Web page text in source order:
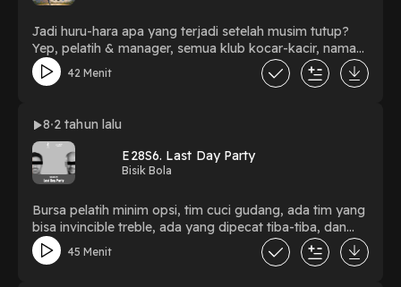
Jadi huru-hara apa yang terjadi setelah musim tutup?
Yep, pelatih & manager, semua klub kocar-kacir, nama-
nama yang gak disangka mulai muncul, namun buat kita
ada 1 kesamaan, kita ragu sama semua nama itu. Belum
harga pemain besar-besaran yang saat ini belum
kelihatan. Sembari menunggu Euro, sini kita bisikin di
#BisikBola
42 Menit
8 2 tahun lalu
E28S6. Last Day Party
Bisik Bola
Bursa pelatih minim opsi, tim cuci gudang, ada tim yang
bisa invincible treble, ada yang dipecat tiba-tiba, dan
titel yang diperebutkan sampe hari terakhir. Ada-ada aja
sepak bola akhir-akhir ini, sini dibisikin di #BisikBola
45 Menit